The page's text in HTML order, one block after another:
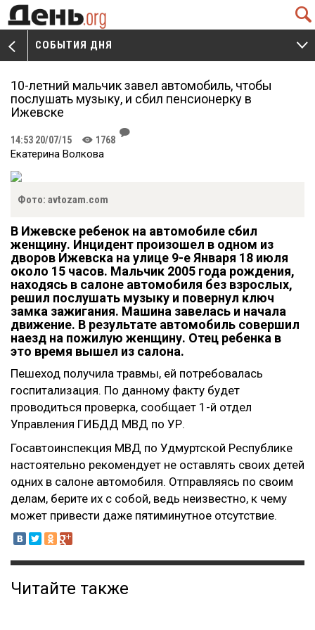
Q
V
СОБЫТИЯ ДНЯ
W
10-летний мальчик завел автомобиль, чтобы
послушать музыку, и сбил пенсионерку в
Ижевске
14:53 20/07/15 K 1768
J
Екатерина Волкова
Фото: avtozam.com
В Ижевске ребенок на автомобиле сбил
женщину. Инцидент произошел в одном из
дворов Ижевска на улице 9-е Января 18 июля
около 15 часов. Мальчик 2005 года рождения,
находясь в салоне автомобиля без взрослых,
решил послушать музыку и повернул ключ
замка зажигания. Машина завелась и начала
движение. В результате автомобиль совершил
наезд на пожилую женщину. Отец ребенка в
это время вышел из салона.
Пешеход получила травмы, ей потребовалась
госпитализация. По данному факту будет
проводиться проверка, сообщает 1-й отдел
Управления ГИБДД МВД по УР.
Госавтоинспекция МВД по Удмуртской Республике
настоятельно рекомендует не оставлять своих детей
одних в салоне автомобиля. Отправляясь по своим
делам, берите их с собой, ведь неизвестно, к чему
может привести даже пятиминутное отсутствие.
Читайте также